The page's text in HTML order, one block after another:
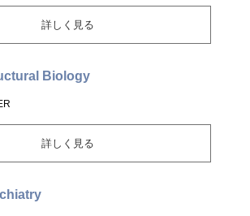
詳しく見る
Biology
詳しく見る